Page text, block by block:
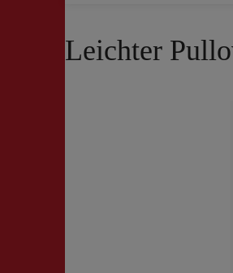
Leichter